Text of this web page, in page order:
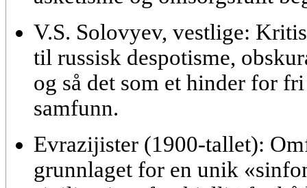
V.S. Solovyev, vestlige:
til russisk despotisme,
og så det som et hinder for
samfunn.
Evrazijister (1900-tallet):
grunnlaget for en unik